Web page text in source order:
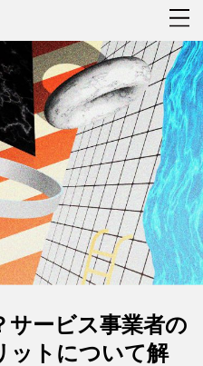
サービス事業者の
ットについて解